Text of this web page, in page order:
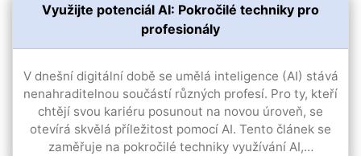
Využijte potenciál AI: Pokročilé techniky pro
profesionály
V dnešní digitální době se umělá inteligence (AI) stává
nenahraditelnou součástí různých profesí. Pro ty, kteří
chtějí svou kariéru posunout na novou úroveň, se
otevírá skvělá příležitost pomocí AI. Tento článek se
zaměřuje na pokročilé techniky využívání AI,…